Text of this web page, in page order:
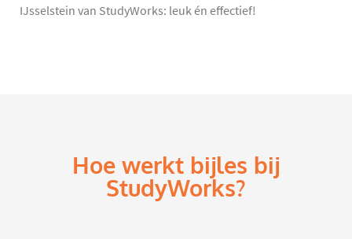
IJsselstein van StudyWorks: leuk én effectief!
Hoe werkt bijles bij
StudyWorks?